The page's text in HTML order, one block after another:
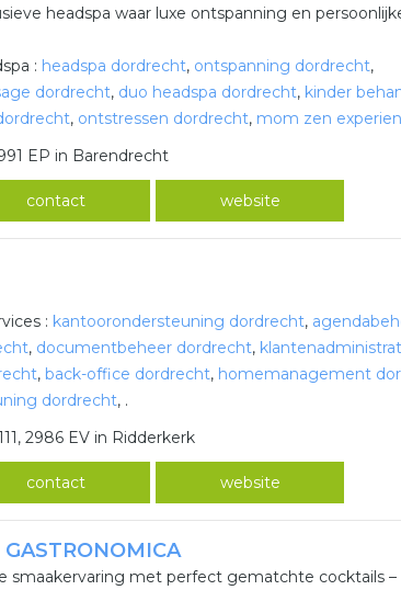
headspa waar luxe ontspanning en
: headspa dordrecht, ontspanning dordrecht,
dordrecht, duo headspa dordrecht, kinder
, ontstressen dordrecht, mom zen
EP in Barendrecht
contact website
: kantoorondersteuning dordrecht,
, documentbeheer dordrecht,
, back-office dordrecht, homemanagement
dordrecht, .
2986 EV in Ridderkerk
contact website
smaakervaring met perfect gematchte cocktails –